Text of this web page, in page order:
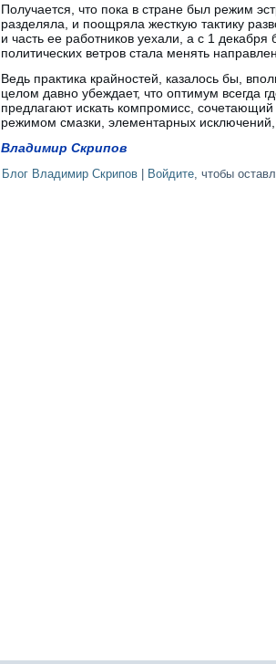
Получается, что пока в стране был режим
разделяла, и поощряла жесткую тактику
и часть ее работников уехали, а с 1
политических ветров стала менять
Ведь практика крайностей, казалось бы,
целом давно убеждает, что оптимум всегда
предлагают искать компромисс,
режимом смазки, элементарных
Владимир Скрипов
Блог Владимир Скрипов Войдите , чтобы